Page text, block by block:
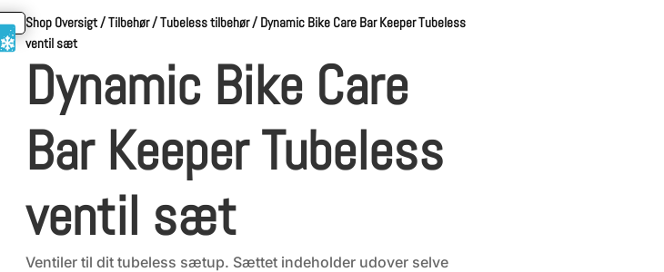
Shop Oversigt /Tilbehør/Tubeless tilbehør/ Dynamic Bike Care Bar Keeper Tubeless
ventil sæt
Dynamic Bike Care
Bar Keeper Tubeless
ventil sæt
Ventiler til dit tubeless sætup. Sættet indeholder udover selve